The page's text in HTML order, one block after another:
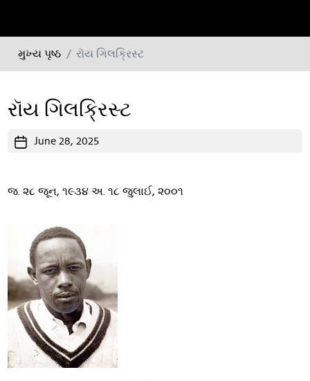
મુખ્ય પૃષ્ઠ રૉય ગિલક્રિસ્ટ
રૉય ગિલક્રિસ્ટ
Post June 28, 2025
જ. ૨૮ જૂન, ૧૯૩૪ અ. ૧૮ જુલાઈ, ૨૦૦૧